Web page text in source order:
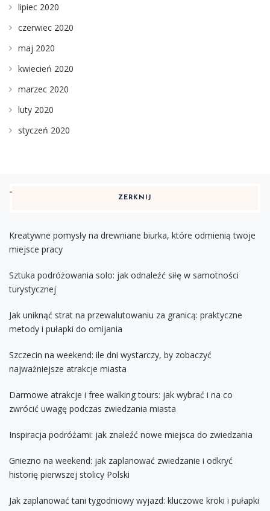
lipiec 2020
czerwiec 2020
maj 2020
kwiecień 2020
marzec 2020
luty 2020
styczeń 2020
ZERKNIJ
Kreatywne pomysły na drewniane biurka, które odmienią twoje
miejsce pracy
Sztuka podróżowania solo: jak odnaleźć siłę w samotności
turystycznej
Jak uniknąć strat na przewalutowaniu za granicą: praktyczne
metody i pułapki do omijania
Szczecin na weekend: ile dni wystarczy, by zobaczyć
najważniejsze atrakcje miasta
Darmowe atrakcje i free walking tours: jak wybrać i na co
zwrócić uwagę podczas zwiedzania miasta
Inspiracja podróżami: jak znaleźć nowe miejsca do zwiedzania
Gniezno na weekend: jak zaplanować zwiedzanie i odkryć
historię pierwszej stolicy Polski
Jak zaplanować tani tygodniowy wyjazd: kluczowe kroki i pułapki